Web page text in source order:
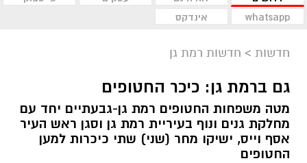
whatsapp
אינדקס
חדשות > חדשות רמת גן
גם ברמת גן: כיכר החטופים
מטה משפחות החטופים רמת גן-גבעתיים יחד עם
מחלקת גנים ונוף בעיריית רמת גן וסגן ראש העיר
אסף וייס, ישיקו מחר (שני) שתי כיכרות למען
החטופים